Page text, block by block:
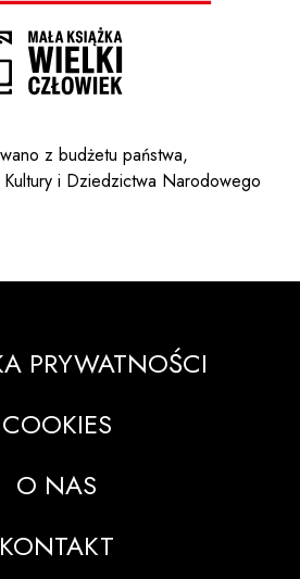
z budżetu państwa,
i Dziedzictwa Narodowego
PRYWATNOŚCI
COOKIES
O NAS
KONTAKT